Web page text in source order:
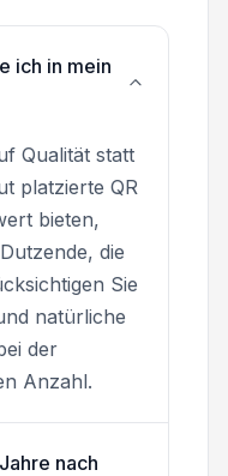
ich in mein
Qualität statt
platzierte QR
bieten,
die
Sie
natürliche
der
Anzahl.
nach